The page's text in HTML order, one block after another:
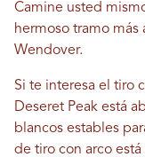
Camine usted
hermoso tramo más
Wendover.
Si te interesa el tiro
Deseret Peak está
blancos estables
de tiro con arco